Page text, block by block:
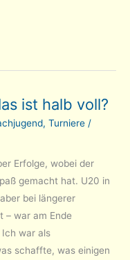
ist halb voll?
, Turniere /
Erfolge, wobei der
gemacht hat. U20 in
bei längerer
– war am Ende
Ich war als
schaffte, was einigen